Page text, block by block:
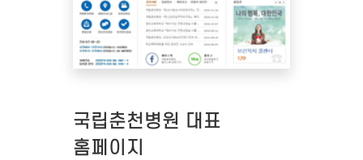
국립춘천병원 대표
홈페이지